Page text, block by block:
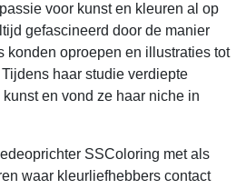
voor kunst en kleuren al op
gefascineerd door de manier
konden oproepen en illustraties tot
haar studie verdiepte
en vond ze haar niche in
SSColoring met als
waar kleurliefhebbers contact